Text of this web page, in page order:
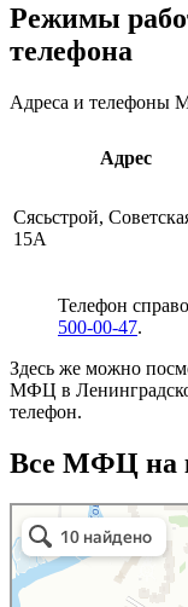
Режимы
телефона
Адреса и телефоны
Адрес
Сясьстрой,
15А
Телефон
500-00-47.
Здесь же можно
МФЦ в
телефон.
Все МФЦ на